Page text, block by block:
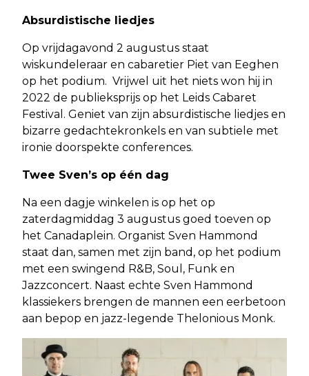
Absurdistische liedjes
Op vrijdagavond 2 augustus staat
wiskundeleraar en cabaretier Piet van Eeghen
op het podium. Vrijwel uit het niets won hij in
2022 de publieksprijs op het Leids Cabaret
Festival. Geniet van zijn absurdistische liedjes en
bizarre gedachtekronkels en van subtiele met
ironie doorspekte conferences.
Twee Sven’s op één dag
Na een dagje winkelen is op het op
zaterdagmiddag 3 augustus goed toeven op
het Canadaplein. Organist Sven Hammond
staat dan, samen met zijn band, op het podium
met een swingend R&B, Soul, Funk en
Jazzconcert. Naast echte Sven Hammond
klassiekers brengen de mannen een eerbetoon
aan bepop en jazz-legende Thelonious Monk.